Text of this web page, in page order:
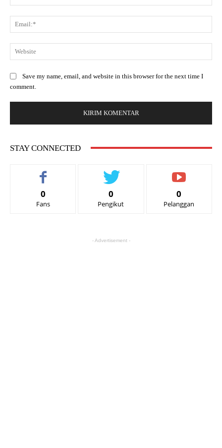
Save my name, email, and website in this browser for the next time I
comment.
STAY CONNECTED
0
Fans
0
Pengikut
0
Pelanggan
- Advertisement -